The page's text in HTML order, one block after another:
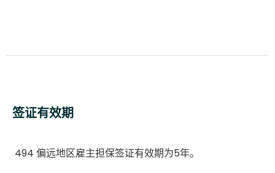
签证有效期
494 偏远地区雇主担保签证有效期为5年。